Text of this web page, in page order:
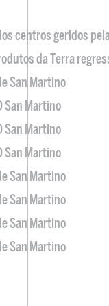
centros geridos pela
da Terra
San Martino
San Martino
San Martino
San Martino
San Martino
San Martino
San Martino
San Martino